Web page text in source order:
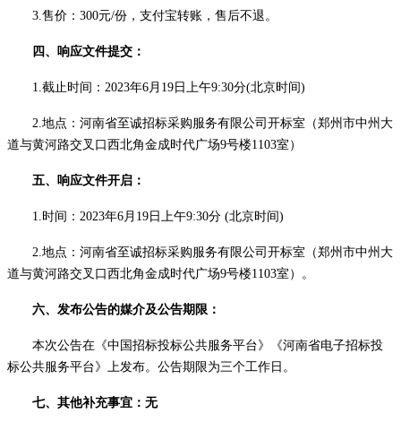
3.售价： 300元/份，支付宝转账 ， 售后不退。
四、 响应文件提交 ：
1.截止时间： 2023年6月 19 日 上午9:30分(北京时间)
2.地点：河南省至诚招标采购服务有限公司开标室（郑州市中州大
道与黄河路交叉口西北角金成时代广场9号楼1103室）
五、 响应文件开启 ：
1.时间： 2023年6月 19 日 上午9:30分 (北京时间)
2.地点：河南省至诚招标采购服务有限公司开标室（郑州市中州大
道与黄河路交叉口西北角金成时代广场9号楼1103室）。
六、发布公告的媒介及公告期限：
本次公告在《中国招标投标公共服务平台》《河南省电子招标投
标公共服务平台》上发布。公告期限为三个工作日。
七、其他补充事宜： 无